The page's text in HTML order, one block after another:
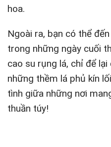
hoa.
Ngoài ra, bạn có thể
trong những ngày cuối
cao su rụng lá, chỉ để
những thềm lá phủ kín
tình giữa những nơi
thuần túy!